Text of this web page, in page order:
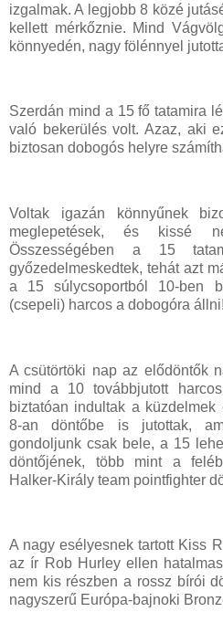
izgalmak. A legjobb 8 közé
kellett mérkőznie. Mind
könnyedén, nagy fölénnyel
Szerdán mind a 15 fő tatamira
való bekerülés volt. Azaz, aki
biztosan dobogós helyre
Voltak igazán könnyűnek
meglepetések, és kissé
Összességében a 15
győzedelmeskedtek, tehát azt
a 15 súlycsoportból 10-ben
(csepeli) harcos a dobogóra állni!
A csütörtöki nap az elődöntők
mind a 10 továbbjutott
biztatóan indultak a
8-an döntőbe is jutottak,
gondoljunk csak bele, a 15
döntőjének, több mint a
Halker-Király team pointfighter
A nagy esélyesnek tartott Kiss
az ír Rob Hurley ellen
nem kis részben a rossz bírói
nagyszerű Európa-bajnoki